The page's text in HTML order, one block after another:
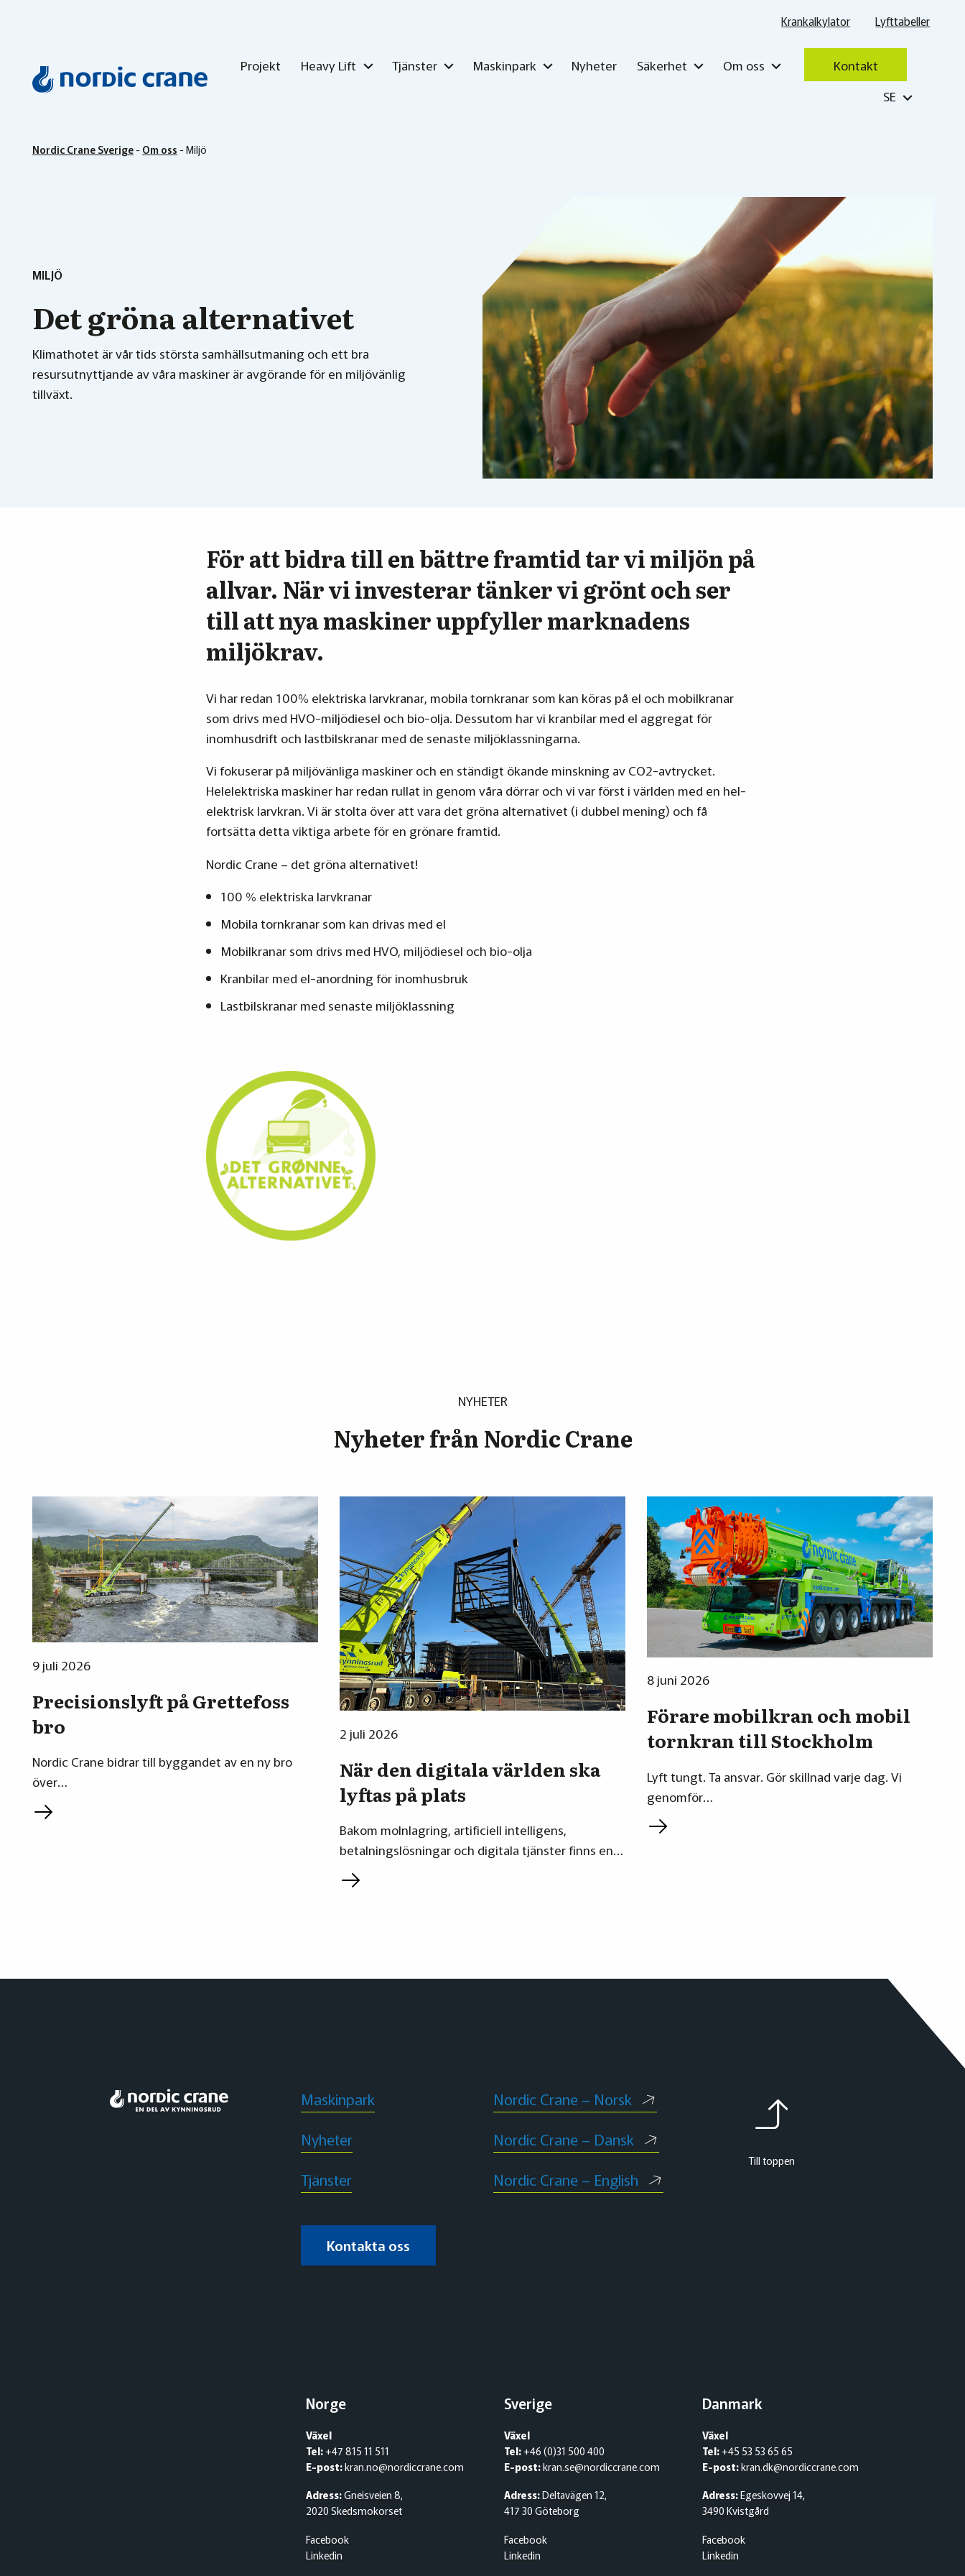
Krankalkylator Lyfttabeller
Projekt Heavy Lift Tjänster Maskinpark Nyheter Säkerhet Om oss
Kontakt
SE
Nordic Crane Sverige- Om oss -Miljö
MILJÖ
Det gröna alternativet
Klimathotet är vår tids största samhällsutmaning och ett bra
resursutnyttjande av våra maskiner är avgörande för en miljövänlig
tillväxt.
För att bidra till en bättre framtid tar vi miljön på
allvar. När vi investerar tänker vi grönt och ser
till att nya maskiner uppfyller marknadens
miljökrav.
Vi har redan 100% elektriska larvkranar, mobila tornkranar som kan köras på el och mobilkranar
som drivs med HVO-miljödiesel och bio-olja. Dessutom har vi kranbilar med el aggregat för
inomhusdrift och lastbilskranar med de senaste miljöklassningarna.
Vi fokuserar på miljövänliga maskiner och en ständigt ökande minskning av CO2-avtrycket.
Helelektriska maskiner har redan rullat in genom våra dörrar och vi var först i världen med en hel-
elektrisk larvkran. Vi är stolta över att vara det gröna alternativet (i dubbel mening) och få
fortsätta detta viktiga arbete för en grönare framtid.
Nordic Crane – det gröna alternativet!
100 % elektriska larvkranar
Mobila tornkranar som kan drivas med el
Mobilkranar som drivs med HVO, miljödiesel och bio-olja
Kranbilar med el-anordning för inomhusbruk
Lastbilskranar med senaste miljöklassning
NYHETER
Nyheter från Nordic Crane
9 juli 2026
Precisionslyft på Grettefoss
bro
Nordic Crane bidrar till byggandet av en ny bro
över…
2 juli 2026
När den digitala världen ska
lyftas på plats
Bakom molnlagring, artificiell intelligens,
betalningslösningar och digitala tjänster finns en…
8 juni 2026
Förare mobilkran och mobil
tornkran till Stockholm
Lyft tungt. Ta ansvar. Gör skillnad varje dag. Vi
genomför…
Maskinpark
Nyheter
Tjänster
Kontakta oss
Nordic Crane – Norsk
Nordic Crane – Dansk
Nordic Crane – English
Till toppen
Norge
Växel
Tel:+47 815 11 511
E-post:kran.no@nordiccrane.com
Adress:Gneisveien 8,
2020 Skedsmokorset
Facebook
Linkedin
Sverige
Växel
Tel:+46 (0)31 500 400
E-post:kran.se@nordiccrane.com
Adress:Deltavägen 12,
417 30 Göteborg
Facebook
Linkedin
Danmark
Växel
Tel:+45 53 53 65 65
E-post:kran.dk@nordiccrane.com
Adress:Egeskovvej 14,
3490 Kvistgård
Facebook
Linkedin